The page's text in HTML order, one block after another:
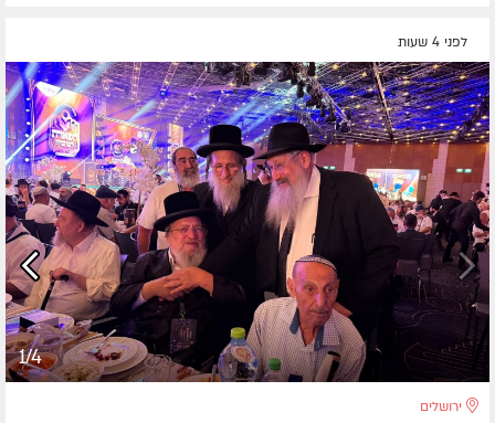
לפני 4 שעות
1/4
ירושלים